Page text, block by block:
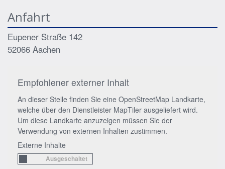
Anfahrt
Eupener Straße 142
52066 Aachen
Empfohlener externer Inhalt
An dieser Stelle finden Sie eine OpenStreetMap Landkarte,
welche über den Dienstleister MapTiler ausgeliefert wird.
Um diese Landkarte anzuzeigen müssen Sie der
Verwendung von externen Inhalten zustimmen.
Externe Inhalte